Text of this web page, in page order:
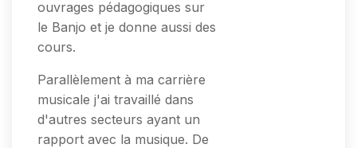
ouvrages pédagogiques sur
le Banjo et je donne aussi des
cours.
Parallèlement à ma carrière
musicale j'ai travaillé dans
d'autres secteurs ayant un
rapport avec la musique. De